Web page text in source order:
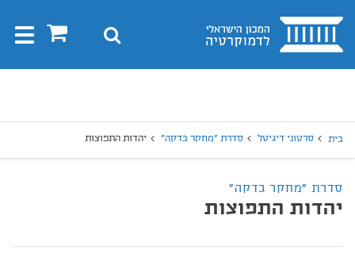
בית 0 חיפוש
בית סרטוני דיגיטל סדרת "מחקר בדקה" יהדות התפוצות
סדרת "מחקר בדקה"
יהדות התפוצות